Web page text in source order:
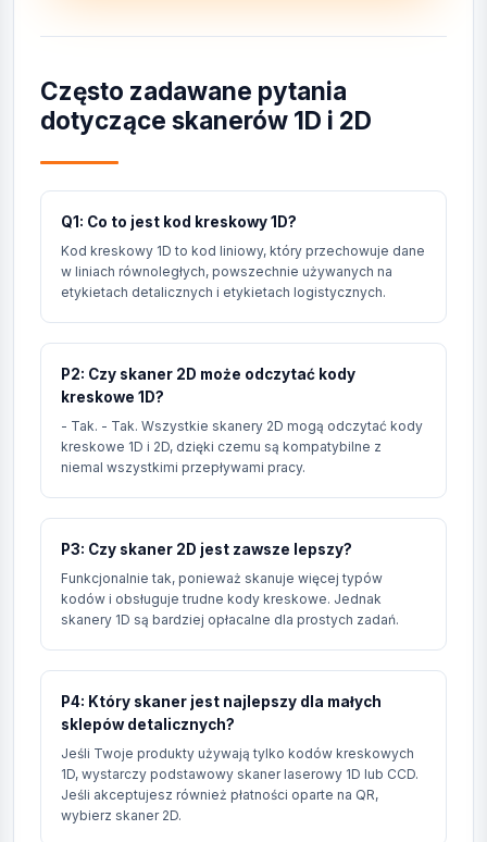
Często zadawane pytania
dotyczące skanerów 1D i 2D
Q1: Co to jest kod kreskowy 1D?
Kod kreskowy 1D to kod liniowy, który przechowuje dane
w liniach równoległych, powszechnie używanych na
etykietach detalicznych i etykietach logistycznych.
P2: Czy skaner 2D może odczytać kody
kreskowe 1D?
- Tak. - Tak. Wszystkie skanery 2D mogą odczytać kody
kreskowe 1D i 2D, dzięki czemu są kompatybilne z
niemal wszystkimi przepływami pracy.
P3: Czy skaner 2D jest zawsze lepszy?
Funkcjonalnie tak, ponieważ skanuje więcej typów
kodów i obsługuje trudne kody kreskowe. Jednak
skanery 1D są bardziej opłacalne dla prostych zadań.
P4: Który skaner jest najlepszy dla małych
sklepów detalicznych?
Jeśli Twoje produkty używają tylko kodów kreskowych
1D, wystarczy podstawowy skaner laserowy 1D lub CCD.
Jeśli akceptujesz również płatności oparte na QR,
wybierz skaner 2D.